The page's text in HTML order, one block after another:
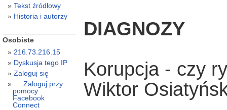
DIAGNOZY
Korupcja - czy
Wiktor
Tekst źródłowy
Historia i autorzy
Osobiste
216.73.216.15
Dyskusja tego IP
Zaloguj się
Zaloguj przy
pomocy
Facebook
Connect